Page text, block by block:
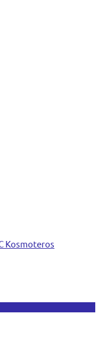
Kosmoteros